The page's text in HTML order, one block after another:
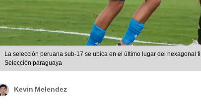
La selección peruana sub-17 se ubica en el último lugar del hexagonal
Selección paraguaya
Kevin Melendez